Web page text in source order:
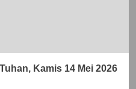
Kamis 14 Mei 2026